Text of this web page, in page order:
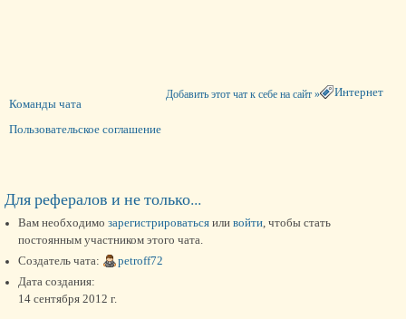
Интернет
Добавить этот чат к себе на сайт »
Команды чата
Пользовательское соглашение
Для рефералов и не только...
Вам необходимо зарегистрироваться или войти , чтобы стать
постоянным участником этого чата.
Создатель чата:
petroff72
Дата создания:
14 сентября 2012 г.